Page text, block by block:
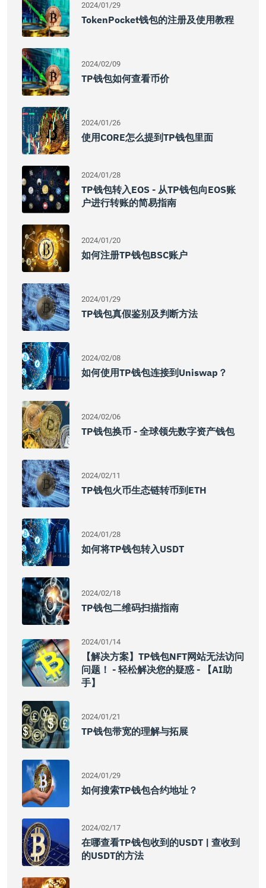
2024/01/29
TokenPocket钱包的注册及使用教程
2024/02/09
TP钱包如何查看币价
2024/01/26
使用CORE怎么提到TP钱包里面
2024/01/28
TP钱包转入EOS - 从TP钱包向EOS账
户进行转账的简易指南
2024/01/20
如何注册TP钱包BSC账户
2024/01/29
TP钱包真假鉴别及判断方法
2024/02/08
如何使用TP钱包连接到Uniswap？
2024/02/06
TP钱包换币 - 全球领先数字资产钱包
2024/02/11
TP钱包火币生态链转币到ETH
2024/01/28
如何将TP钱包转入USDT
2024/02/18
TP钱包二维码扫描指南
2024/01/14
【解决方案】TP钱包NFT网站无法访问
问题！ - 轻松解决您的疑惑 - 【AI助
手】
2024/01/21
TP钱包带宽的理解与拓展
2024/01/29
如何搜索TP钱包合约地址？
2024/02/17
在哪查看TP钱包收到的USDT | 查收到
的USDT的方法